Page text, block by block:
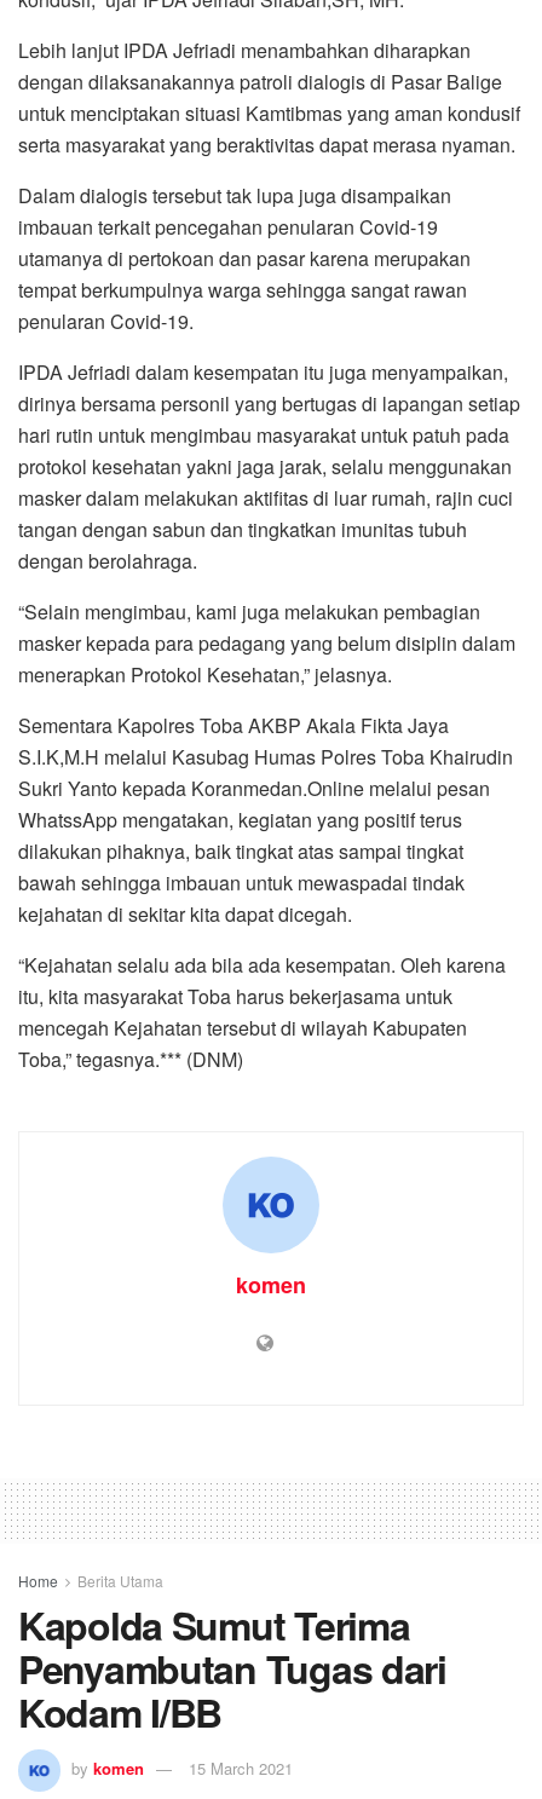
Lebih lanjut IPDA Jefriadi menambahkan diharapkan
dengan dilaksanakannya patroli dialogis di Pasar Balige
untuk menciptakan situasi Kamtibmas yang aman kondusif
serta masyarakat yang beraktivitas dapat merasa nyaman.
Dalam dialogis tersebut tak lupa juga disampaikan
imbauan terkait pencegahan penularan Covid-19
utamanya di pertokoan dan pasar karena merupakan
tempat berkumpulnya warga sehingga sangat rawan
penularan Covid-19.
IPDA Jefriadi dalam kesempatan itu juga menyampaikan,
dirinya bersama personil yang bertugas di lapangan setiap
hari rutin untuk mengimbau masyarakat untuk patuh pada
protokol kesehatan yakni jaga jarak, selalu menggunakan
masker dalam melakukan aktifitas di luar rumah, rajin cuci
tangan dengan sabun dan tingkatkan imunitas tubuh
dengan berolahraga.
“Selain mengimbau, kami juga melakukan pembagian
masker kepada para pedagang yang belum disiplin dalam
menerapkan Protokol Kesehatan,” jelasnya.
Sementara Kapolres Toba AKBP Akala Fikta Jaya
S.I.K,M.H melalui Kasubag Humas Polres Toba Khairudin
Sukri Yanto kepada Koranmedan.Online melalui pesan
WhatssApp mengatakan, kegiatan yang positif terus
dilakukan pihaknya, baik tingkat atas sampai tingkat
bawah sehingga imbauan untuk mewaspadai tindak
kejahatan di sekitar kita dapat dicegah.
“Kejahatan selalu ada bila ada kesempatan. Oleh karena
itu, kita masyarakat Toba harus bekerjasama untuk
mencegah Kejahatan tersebut di wilayah Kabupaten
Toba,” tegasnya.*** (DNM)
komen
Home Berita Utama
Kapolda Sumut Terima
Penyambutan Tugas dari
Kodam I/BB
by komen 15 March 2021